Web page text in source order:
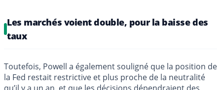
Les marchés voient double, pour la baisse des
taux
Toutefois, Powell a également souligné que la position de
la Fed restait restrictive et plus proche de la neutralité
qu’il y a un an, et que les décisions dépendraient des